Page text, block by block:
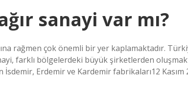
sanayi var mı?
rağmen çok önemli bir yer kaplamaktadır.
farklı bölgelerdeki büyük şirketlerden
Erdemir ve Kardemir fabrikaları12 Kasım